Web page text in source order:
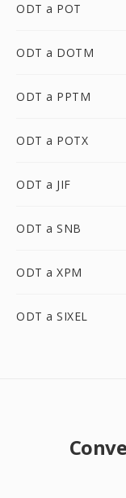
ODT a POT
ODT a DOTM
ODT a PPTM
ODT a POTX
ODT a JIF
ODT a SNB
ODT a XPM
ODT a SIXEL